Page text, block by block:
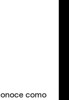
como